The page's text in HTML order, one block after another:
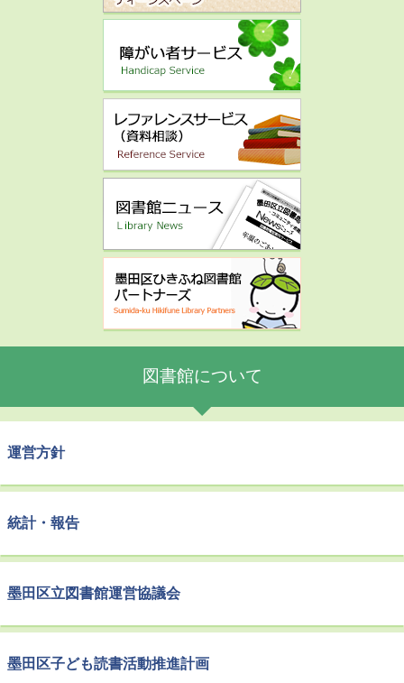
図書館について
運営方針
統計・報告
墨田区立図書館運営協議会
墨田区子ども読書活動推進計画